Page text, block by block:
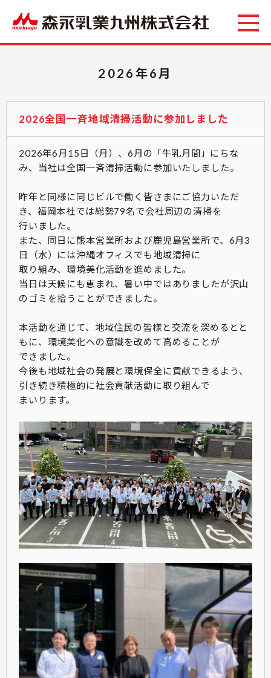
2026年6月
2026全国一斉地域清掃活動に参加しました
2026年6月15日（月）、 6月の 「牛乳月間」にちな
み、 当社は全国一斉清掃活動に参加いたしました。
昨年と同様に同じビルで働く皆さまにご協力いただ
き、福岡本社では総勢79名で会社周辺の清掃を
行いました。
また、同日に熊本営業所および鹿児島営業所で、6月3
日（水）には沖縄オフィスでも地域清掃に
取り組み、環境美化活動を進めました。
当日は天候にも恵まれ、暑い中ではありましたが沢山
のゴミを拾うことができました。
本活動を通じて、地域住民の皆様と交流を深めるとと
もに、環境美化への意識を改めて高めることが
できました。
今後も地域社会の発展と環境保全に貢献できるよう、
引き続き積極的に社会貢献活動に取り組んで
まいります。